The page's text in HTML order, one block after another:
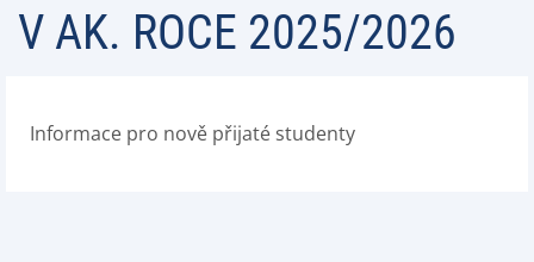
V AK. ROCE 2025/2026
Informace pro nově přijaté studenty